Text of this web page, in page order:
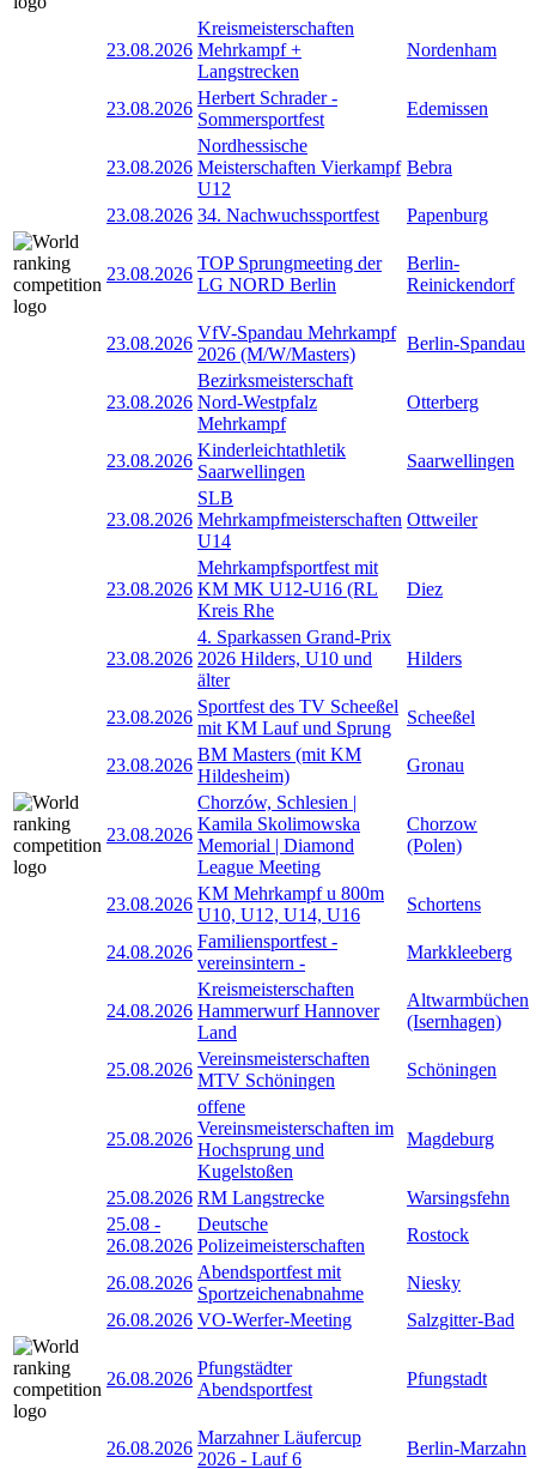
23.08.2026
Kreismeisterschaften
Mehrkampf +
Langstrecken
Nordenham
23.08.2026
Herbert Schrader -
Sommersportfest
Edemissen
23.08.2026
Nordhessische
Meisterschaften Vierkampf
U12
Bebra
23.08.2026 34. Nachwuchssportfest Papenburg
23.08.2026
TOP Sprungmeeting der
LG NORD Berlin
Berlin-
Reinickendorf
23.08.2026
VfV-Spandau Mehrkampf
2026 (M/W/Masters)
Berlin-Spandau
23.08.2026
Bezirksmeisterschaft
Nord-Westpfalz
Mehrkampf
Otterberg
23.08.2026
Kinderleichtathletik
Saarwellingen
Saarwellingen
23.08.2026
SLB
Mehrkampfmeisterschaften
U14
Ottweiler
23.08.2026
Mehrkampfsportfest mit
KM MK U12-U16 (RL
Kreis Rhe
Diez
23.08.2026
4. Sparkassen Grand-Prix
2026 Hilders, U10 und
älter
Hilders
23.08.2026
Sportfest des TV Scheeßel
mit KM Lauf und Sprung
Scheeßel
23.08.2026
BM Masters (mit KM
Hildesheim)
Gronau
23.08.2026
Chorzów, Schlesien |
Kamila Skolimowska
Memorial | Diamond
League Meeting
Chorzow
(Polen)
23.08.2026
KM Mehrkampf u 800m
U10, U12, U14, U16
Schortens
24.08.2026
Familiensportfest -
vereinsintern -
Markkleeberg
24.08.2026
Kreismeisterschaften
Hammerwurf Hannover
Land
Altwarmbüchen
(Isernhagen)
25.08.2026
Vereinsmeisterschaften
MTV Schöningen
Schöningen
25.08.2026
offene
Vereinsmeisterschaften im
Hochsprung und
Kugelstoßen
Magdeburg
25.08.2026 RM Langstrecke
Warsingsfehn
25.08 -
26.08.2026
Deutsche
Polizeimeisterschaften
Rostock
26.08.2026
Abendsportfest mit
Sportzeichenabnahme
Niesky
26.08.2026 VO-Werfer-Meeting Salzgitter-Bad
26.08.2026
Pfungstädter
Abendsportfest
Pfungstadt
26.08.2026
Marzahner Läufercup
2026 - Lauf 6
Berlin-Marzahn